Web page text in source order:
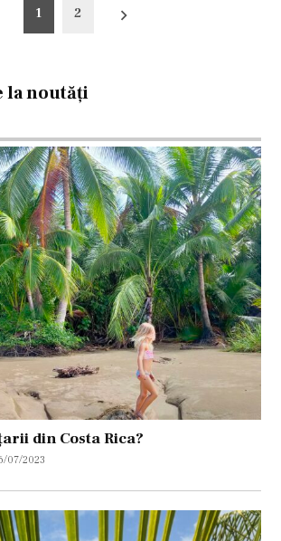
1 2
la noutăți
din Costa Rica?
07/2023